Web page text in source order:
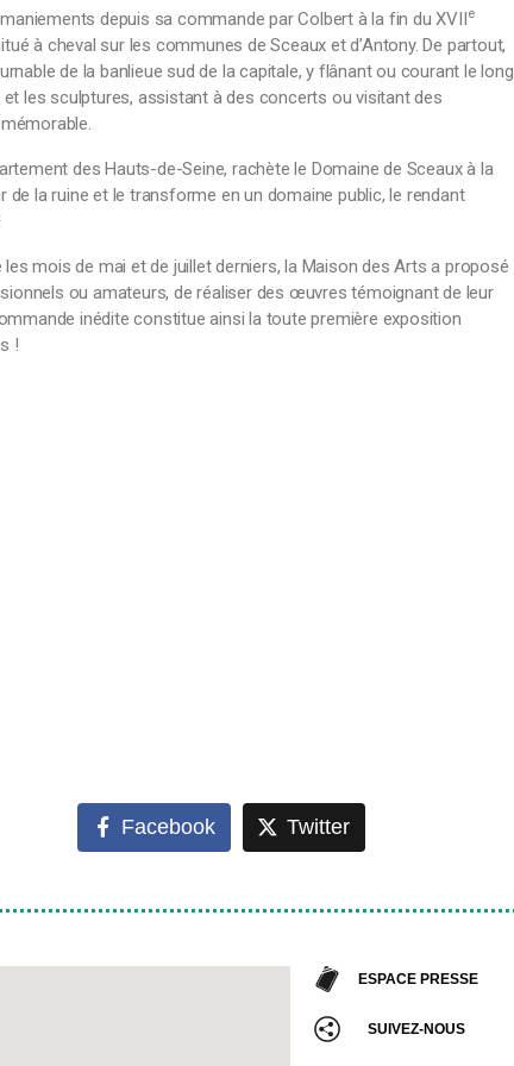
depuis sa commande par Colbert à la fin du XVIIe
à cheval sur les communes de Sceaux et d’Antony. De partout,
de la banlieue sud de la capitale, y flânant ou courant le long
les sculptures, assistant à des concerts ou visitant des
des Hauts-de-Seine, rachète le Domaine de Sceaux à la
la ruine et le transforme en un domaine public, le rendant
mois de mai et de juillet derniers, la Maison des Arts a proposé
ou amateurs, de réaliser des œuvres témoignant de leur
inédite constitue ainsi la toute première exposition
!
Facebook Twitter
ESPACE PRESSE
SUIVEZ-NOUS